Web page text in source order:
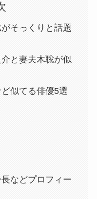
そっくりと話題
介と妻夫木聡が似
似てる俳優5選
などプロフィー